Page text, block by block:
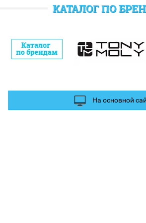
баллы Вы можете получить
КАТАЛОГ ПО
На основной